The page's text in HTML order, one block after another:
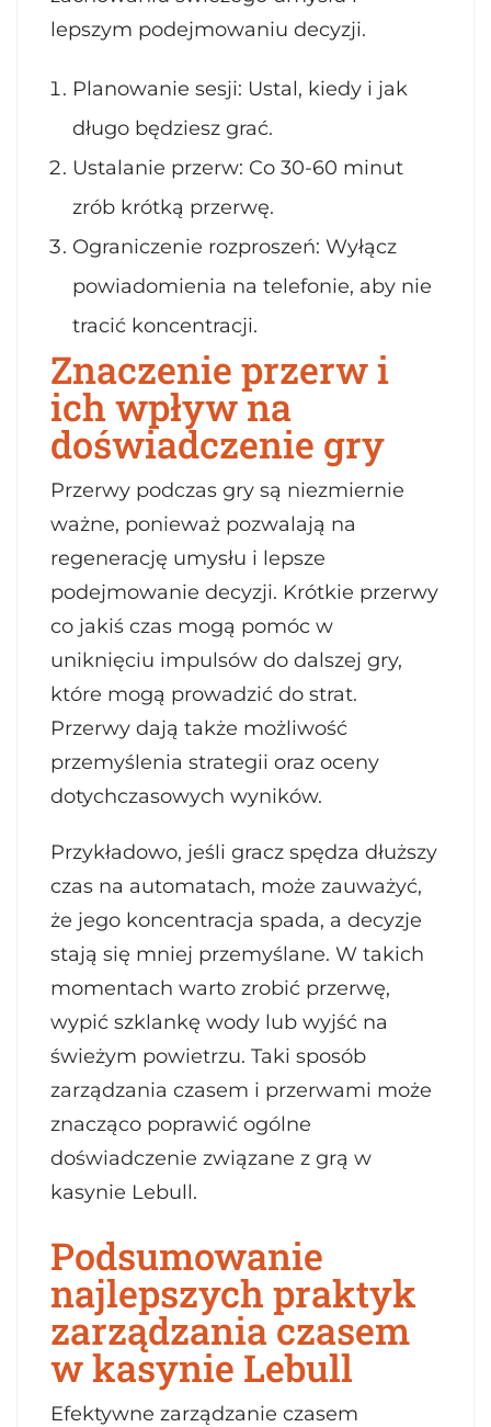
lepszym podejmowaniu decyzji.
Planowanie sesji: Ustal, kiedy i jak
długo będziesz grać.
Ustalanie przerw: Co 30-60 minut
zrób krótką przerwę.
Ograniczenie rozproszeń: Wyłącz
powiadomienia na telefonie, aby nie
tracić koncentracji.
Znaczenie przerw i
ich wpływ na
doświadczenie gry
Przerwy podczas gry są niezmiernie
ważne, ponieważ pozwalają na
regenerację umysłu i lepsze
podejmowanie decyzji. Krótkie przerwy
co jakiś czas mogą pomóc w
uniknięciu impulsów do dalszej gry,
które mogą prowadzić do strat.
Przerwy dają także możliwość
przemyślenia strategii oraz oceny
dotychczasowych wyników.
Przykładowo, jeśli gracz spędza dłuższy
czas na automatach, może zauważyć,
że jego koncentracja spada, a decyzje
stają się mniej przemyślane. W takich
momentach warto zrobić przerwę,
wypić szklankę wody lub wyjść na
świeżym powietrzu. Taki sposób
zarządzania czasem i przerwami może
znacząco poprawić ogólne
doświadczenie związane z grą w
kasynie Lebull.
Podsumowanie
najlepszych praktyk
zarządzania czasem
w kasynie Lebull
Efektywne zarządzanie czasem